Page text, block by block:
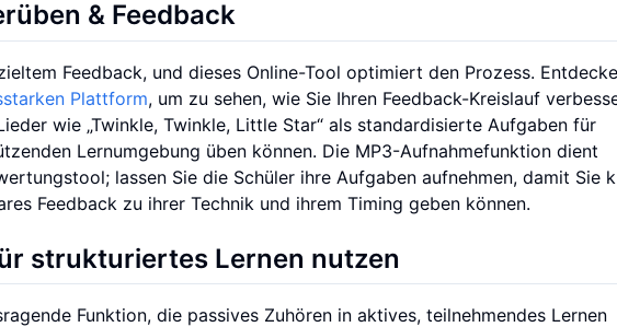
& Feedback
Feedback, und dieses Online-Tool optimiert den Prozess.
Plattform, um zu sehen, wie Sie Ihren Feedback-Kreislauf
wie „Twinkle, Twinkle, Little Star“ als standardisierte Aufgaben für
Lernumgebung üben können. Die MP3-Aufnahmefunktion dient
lassen Sie die Schüler ihre Aufgaben aufnehmen, damit Sie
Feedback zu ihrer Technik und ihrem Timing geben können.
strukturiertes Lernen nutzen
Funktion, die passives Zuhören in aktives, teilnehmendes Lernen